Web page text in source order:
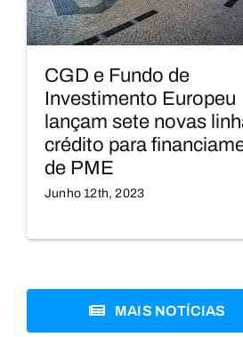
CGD e Fundo de
Investimento Europeu
lançam sete novas
crédito para
de PME
Junho 12th, 2023
MAIS NOTÍCIAS